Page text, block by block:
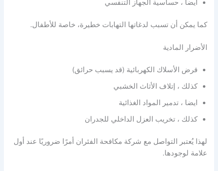
ايضا ، حساسية الجهاز التنفسي
كما يمكن أن تسبب لدغاتها التهابات خطيرة، خاصة للأطفال.
الأضرار المادية
قرض الأسلاك الكهربائية (قد يسبب حرائق)
كذلك ، إتلاف الأثاث الخشبي
ايضا ، تدمير المواد الغذائية
كذلك ، تخريب العزل الداخلي للجدران
لهذا يُعتبر التواصل مع شركة مكافحة الفئران أمرًا ضروريًا عند أول
علامة لوجودها.